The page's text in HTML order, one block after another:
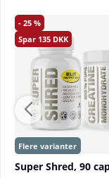
25
135